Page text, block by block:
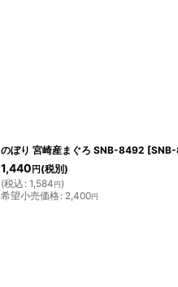
のぼり 宮崎産まぐろ SNB-8492 [
1,440 円 (税別)
(税込 : 1,584円)
希望小売価格: 2,400円